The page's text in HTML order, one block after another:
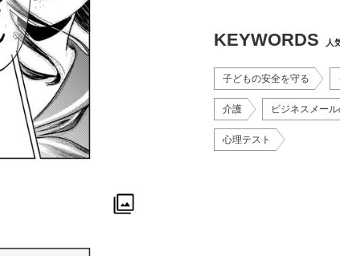
KEYWORDS 人
子どもの安全を守る
介護 ビジネスメー
心理テスト